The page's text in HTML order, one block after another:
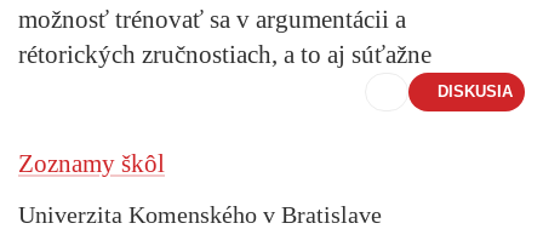
možnosť trénovať sa v argumentácii a
rétorických zručnostiach, a to aj súťažne
DISKUSIA
Zoznamy škôl
Univerzita Komenského v Bratislave